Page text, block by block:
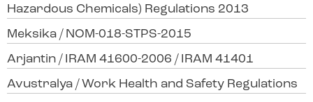
Hazardous Chemicals) Regulations 2013
Meksika / NOM-018-STPS-2015
Arjantin / IRAM 41600-2006 / IRAM 41401
Avustralya / Work Health and Safety Regulations